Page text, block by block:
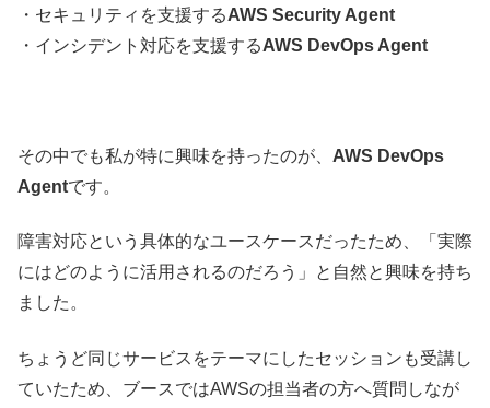
・セキュリティを支援するAWS Security Agent
・インシデント対応を支援するAWS DevOps Agent
その中でも私が特に興味を持ったのが、 AWS DevOps
Agentです。
障害対応という具体的なユースケースだったため、「実際
にはどのように活用されるのだろう」と自然と興味を持ち
ました。
ちょうど同じサービスをテーマにしたセッションも受講し
ていたため、ブースではAWSの担当者の方へ質問しなが